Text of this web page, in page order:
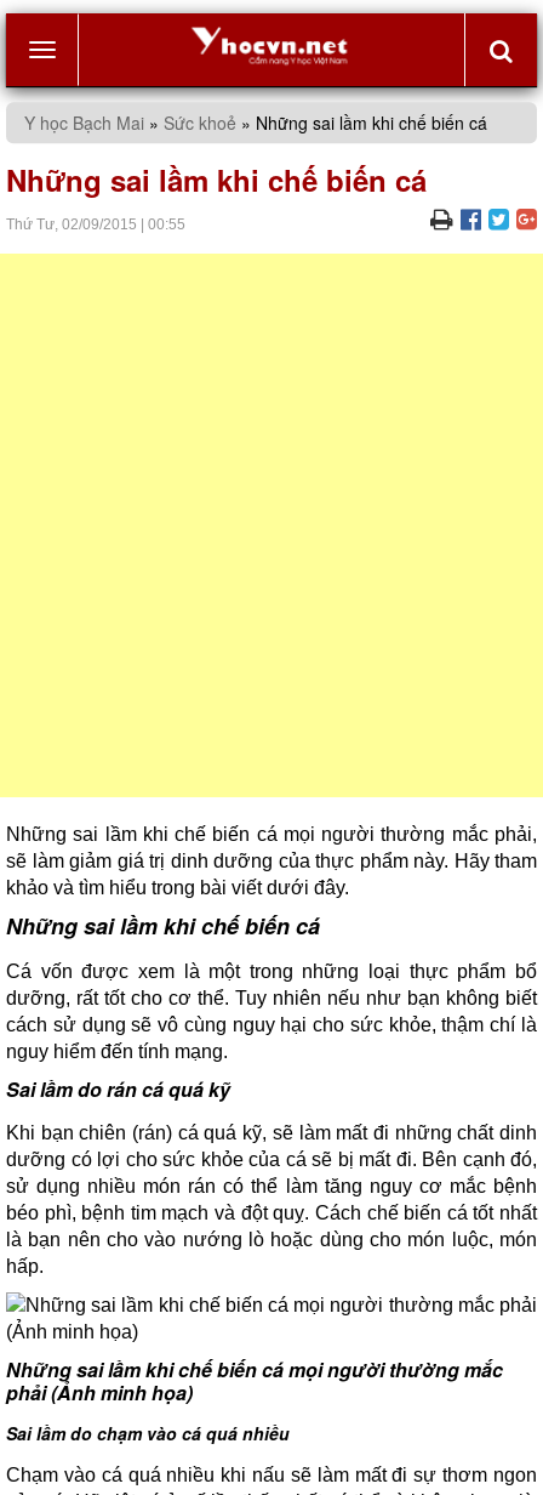
navigation
Y học Bạch Mai » Sức khoẻ » Những sai lầm khi chế biến cá
Những sai lầm khi chế biến cá
Thứ Tư, 02/09/2015 00:55
Những sai lầm khi chế biến cá mọi người thường mắc phải,
sẽ làm giảm giá trị dinh dưỡng của thực phẩm này. Hãy tham
khảo và tìm hiểu trong bài viết dưới đây.
Những sai lầm khi chế biến cá
Cá vốn được xem là một trong những loại thực phẩm bổ
dưỡng, rất tốt cho cơ thể. Tuy nhiên nếu như bạn không biết
cách sử dụng sẽ vô cùng nguy hại cho sức khỏe, thậm chí là
nguy hiểm đến tính mạng.
Sai lầm do rán cá quá kỹ
Khi bạn chiên (rán) cá quá kỹ, sẽ làm mất đi những chất dinh
dưỡng có lợi cho sức khỏe của cá sẽ bị mất đi. Bên cạnh đó,
sử dụng nhiều món rán có thể làm tăng nguy cơ mắc bệnh
béo phì, bệnh tim mạch và đột quỵ. Cách chế biến cá tốt nhất
là bạn nên cho vào nướng lò hoặc dùng cho món luộc, món
hấp.
Những sai lầm khi chế biến cá mọi người thường mắc
phải (Ảnh minh họa)
Sai lầm do chạm vào cá quá nhiều
Chạm vào cá quá nhiều khi nấu sẽ làm mất đi sự thơm ngon